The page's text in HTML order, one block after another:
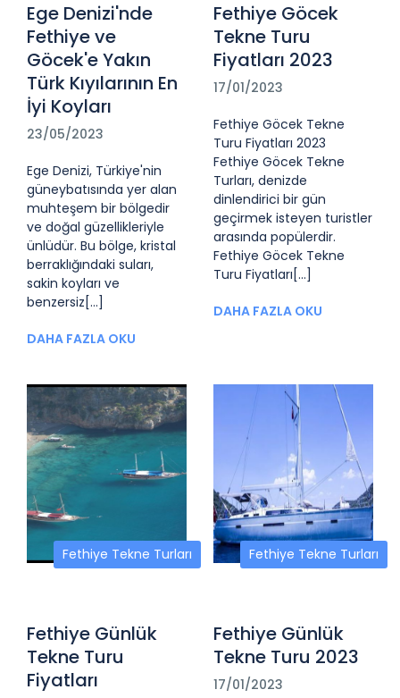
Ege Denizi'nde
Fethiye ve
Göcek'e Yakın
Türk Kıyılarının En
İyi Koyları
23/05/2023
Ege Denizi, Türkiye'nin
güneybatısında yer alan
muhteşem bir bölgedir
ve doğal güzellikleriyle
ünlüdür. Bu bölge, kristal
berraklığındaki suları,
sakin koyları ve
benzersiz[...]
DAHA FAZLA OKU
Fethiye Göcek
Tekne Turu
Fiyatları 2023
17/01/2023
Fethiye Göcek Tekne
Turu Fiyatları 2023
Fethiye Göcek Tekne
Turları, denizde
dinlendirici bir gün
geçirmek isteyen turistler
arasında popülerdir.
Fethiye Göcek Tekne
Turu Fiyatları[...]
DAHA FAZLA OKU
Fethiye Tekne Turları
Fethiye Günlük
Tekne Turu
Fiyatları
Fethiye Tekne Turları
Fethiye Günlük
Tekne Turu 2023
17/01/2023